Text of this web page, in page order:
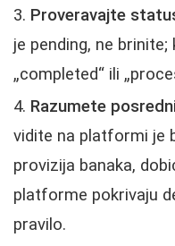
Proveravajte
je pending, ne
„completed“ ili
Razumete
vidite na platformi je
provizija banaka,
platforme pokrivaju
pravilo.